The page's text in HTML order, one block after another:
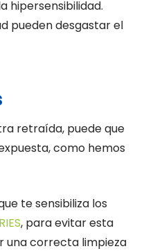
hipersensibilidad.
pueden desgastar el
retraída, puede que
como hemos
te sensibiliza los
, para evitar esta
una correcta limpieza